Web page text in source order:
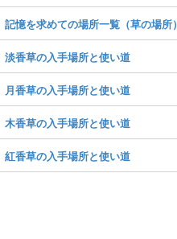
記憶を求めての場所一覧（草の場所）
淡香草の入手場所と使い道
月香草の入手場所と使い道
木香草の入手場所と使い道
紅香草の入手場所と使い道